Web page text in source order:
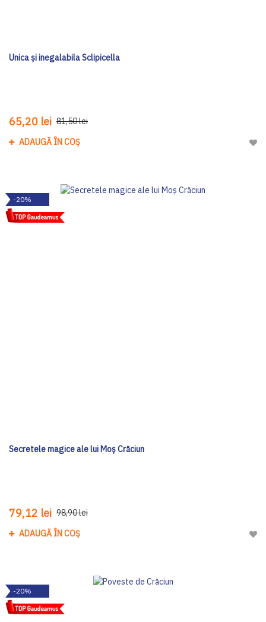
Unica și inegalabila Sclipicella
65,20 lei 81,50 lei
ADAUGĂ ÎN COȘ
-20%
Secretele magice ale lui Moş Crăciun
79,12 lei 98,90 lei
ADAUGĂ ÎN COȘ
-20%